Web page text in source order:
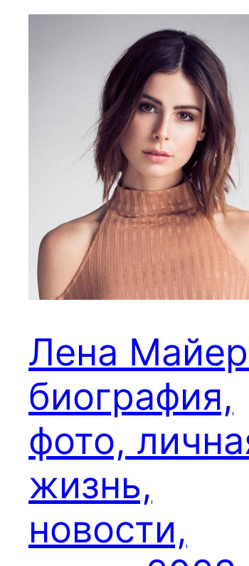
Лена
биография,
фото,
жизнь,
новости,